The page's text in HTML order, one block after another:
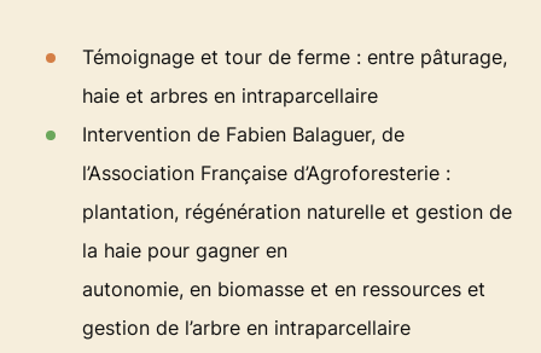
Témoignage et tour de ferme : entre pâturage,
haie et arbres en intraparcellaire
Intervention de Fabien Balaguer, de
l’Association Française d’Agroforesterie :
plantation, régénération naturelle et gestion de
la haie pour gagner en
autonomie, en biomasse et en ressources et
gestion de l’arbre en intraparcellaire